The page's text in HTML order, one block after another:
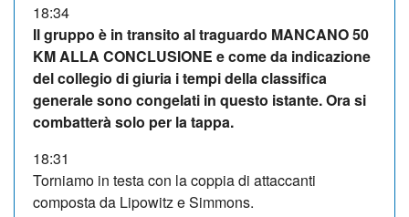
18:34
Il gruppo è in transito al traguardo MANCANO 50
KM ALLA CONCLUSIONE e come da indicazione
del collegio di giuria i tempi della classifica
generale sono congelati in questo istante. Ora si
combatterà solo per la tappa.
18:31
Torniamo in testa con la coppia di attaccanti
composta da Lipowitz e Simmons.